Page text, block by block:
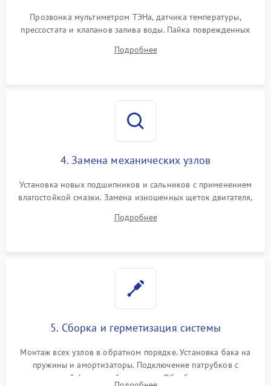
Прозвонка мультиметром ТЭНа, датчика температуры,
прессостата и клапанов залива воды. Пайка поврежденных
Восстановление целостности проводки и контактов.
Подробнее
4. Замена механических узлов
Установка новых подшипников и сальников с применением
влагостойкой смазки. Замена изношенных щеток двигателя,
или поврежденной резиновой манжеты.
Подробнее
5. Сборка и герметизация системы
Монтаж всех узлов в обратном порядке. Установка бака на
пружины и амортизаторы. Подключение патрубков с
надежной фиксацией хомутами. Обработка стыков